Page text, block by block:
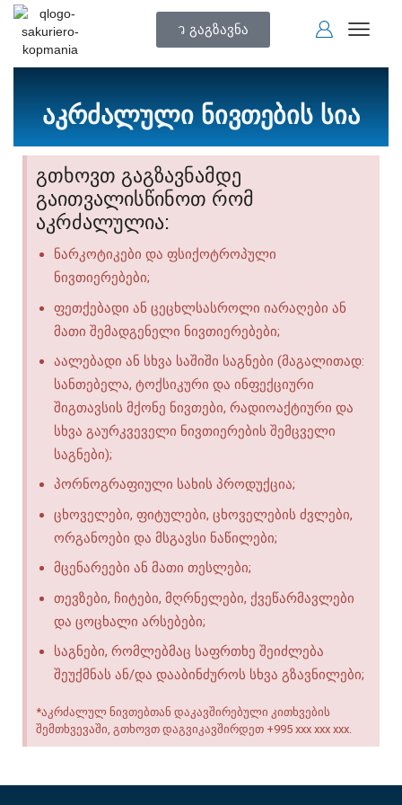
გაგზავნა
აკრძალული ნივთების სია
გთხოვთ გაგზავნამდე
გაითვალისწინოთ რომ
აკრძალულია:
ნარკოტიკები და ფსიქოტროპული
ნივთიერებები;
ფეთქებადი ან ცეცხლსასროლი იარაღები ან
მათი შემადგენელი ნივთიერებები;
აალებადი ან სხვა საშიში საგნები (მაგალითად:
სანთებელა, ტოქსიკური და ინფექციური
შიგთავსის მქონე ნივთები, რადიოაქტიური და
სხვა გაურკვეველი ნივთიერების შემცველი
საგნები);
პორნოგრაფიული სახის პროდუქცია;
ცხოველები, ფიტულები, ცხოველების ძვლები,
ორგანოები და მსგავსი ნაწილები;
მცენარეები ან მათი თესლები;
თევზები, ჩიტები, მღრნელები, ქვეწარმავლები
და ცოცხალი არსებები;
საგნები, რომლებმაც საფრთხე შეიძლება
შეუქმნას ან/და დააბინძუროს სხვა გზავნილები;
*აკრძალულ ნივთებთან დაკავშირებული კითხვების
შემთხვევაში, გთხოვთ დაგვიკავშირდეთ +995 xxx xxx xxx.